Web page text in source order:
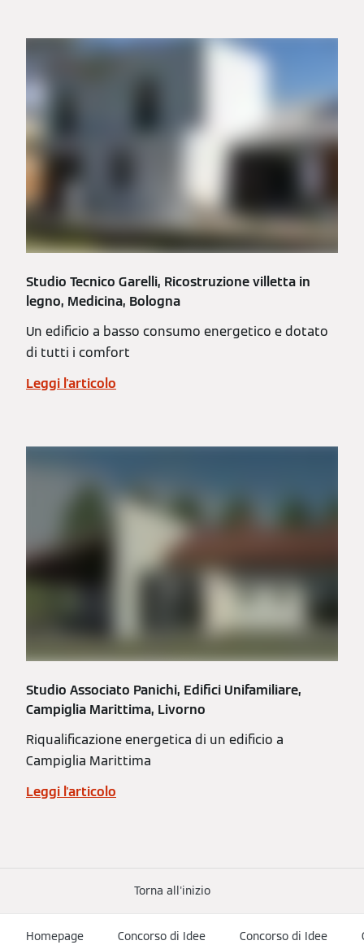
Studio Tecnico Garelli, Ricostruzione villetta in
legno, Medicina, Bologna
Un edificio a basso consumo energetico e dotato
di tutti i comfort
Leggi l'articolo
Studio Associato Panichi, Edifici Unifamiliare,
Campiglia Marittima, Livorno
Riqualificazione energetica di un edificio a
Campiglia Marittima
Leggi l'articolo
Torna all'inizio
Homepage Concorso di Idee Concorso di Idee